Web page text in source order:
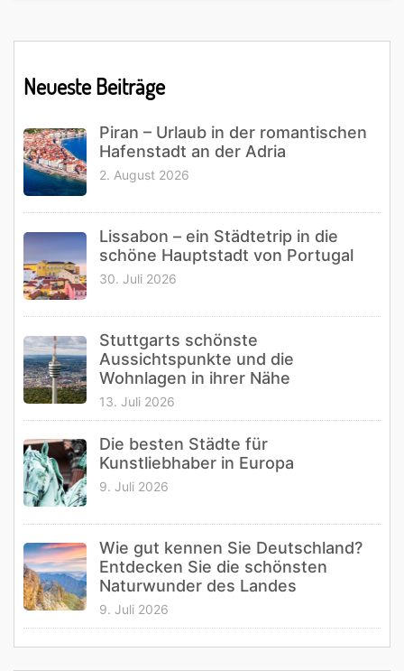
Sidebar
Neueste Beiträge
Piran – Urlaub in der romantischen
Hafenstadt an der Adria
2. August 2026
Lissabon – ein Städtetrip in die
schöne Hauptstadt von Portugal
30. Juli 2026
Stuttgarts schönste
Aussichtspunkte und die
Wohnlagen in ihrer Nähe
13. Juli 2026
Die besten Städte für
Kunstliebhaber in Europa
9. Juli 2026
Wie gut kennen Sie Deutschland?
Entdecken Sie die schönsten
Naturwunder des Landes
9. Juli 2026